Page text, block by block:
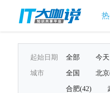
起始日期 全部 今天
城市 全国 北
合肥(42)